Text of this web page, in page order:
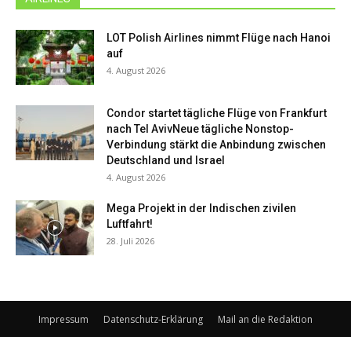
LOT Polish Airlines nimmt Flüge nach Hanoi
auf
4. August 2026
Condor startet tägliche Flüge von Frankfurt
nach Tel AvivNeue tägliche Nonstop-
Verbindung stärkt die Anbindung zwischen
Deutschland und Israel
4. August 2026
Mega Projekt in der Indischen zivilen
Luftfahrt!
28. Juli 2026
Impressum Datenschutz-Erklärung Mail an die Redaktion